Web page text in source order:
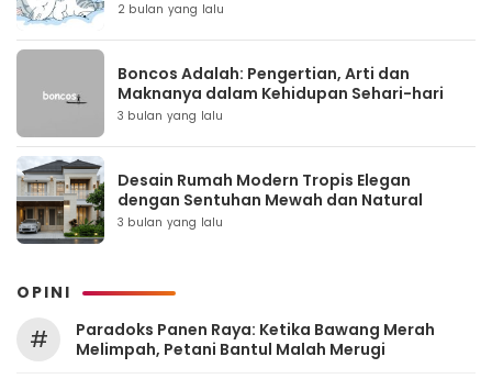
2 bulan yang lalu
Boncos Adalah: Pengertian, Arti dan
Maknanya dalam Kehidupan Sehari-hari
3 bulan yang lalu
Desain Rumah Modern Tropis Elegan
dengan Sentuhan Mewah dan Natural
3 bulan yang lalu
OPINI
#
Paradoks Panen Raya: Ketika Bawang Merah
Melimpah, Petani Bantul Malah Merugi